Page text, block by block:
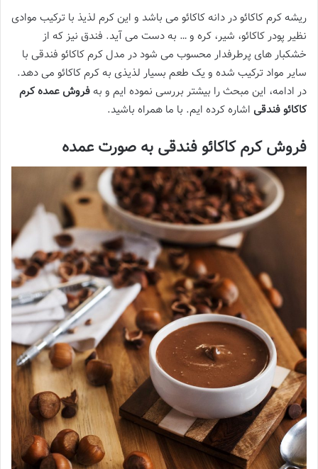
ریشه کرم کاکائو در دانه کاکائو می باشد و این کرم لذیذ با ترکیب موادی
نظیر پودر کاکائو، شیر، کره و … به دست می آید. فندق نیز که از
خشکبار های پرطرفدار محسوب می شود در مدل کرم کاکائو فندقی با
سایر مواد ترکیب شده و یک طعم بسیار لذیذی به کرم کاکائو می دهد.
در ادامه، این مبحث را بیشتر بررسی نموده ایم و به فروش عمده کرم
کاکائو فندقی اشاره کرده ایم. با ما همراه باشید.
فروش کرم کاکائو فندقی به صورت عمده